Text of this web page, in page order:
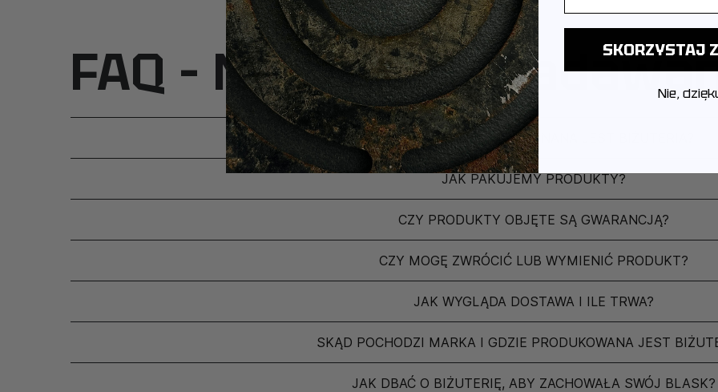
FAQ – Najczęściej
Z JAKIEGO METALU WYKONANA JEST BIŻUTERIA?
JAK PAKUJEMY PRODUKTY?
CZY PRODUKTY OBJĘTE SĄ GWARANCJĄ?
CZY MOGĘ ZWRÓCIĆ LUB WYMIENIĆ PRODUKT?
JAK WYGLĄDA DOSTAWA I ILE TRWA?
SKĄD POCHODZI MARKA I GDZIE PRODUKOWANA JEST
JAK DBAĆ O BIŻUTERIĘ, ABY ZACHOWAŁA SWÓJ BLASK?
SKORZYSTAJ
Nie,